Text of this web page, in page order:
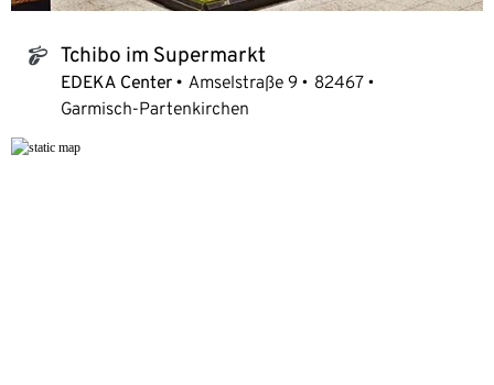
tchibo_logo Tchibo im Supermarkt
EDEKA Center Amselstraße 9
82467
Garmisch-Partenkirchen